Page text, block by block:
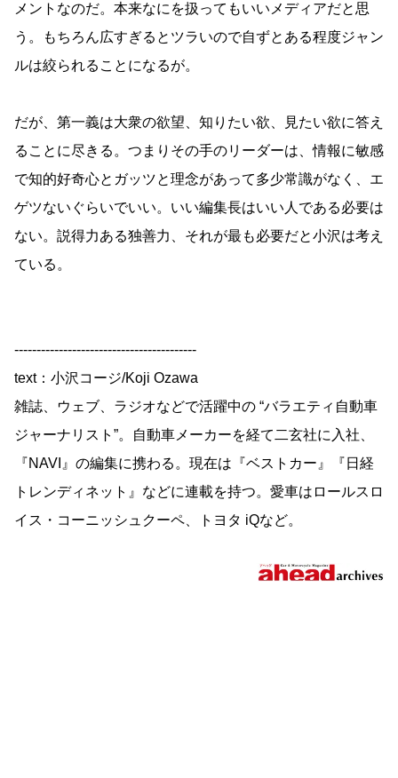
メントなのだ。本来なにを扱ってもいいメディアだと思
う。もちろん広すぎるとツラいので自ずとある程度ジャン
ルは絞られることになるが。
だが、第一義は大衆の欲望、知りたい欲、見たい欲に答え
ることに尽きる。つまりその手のリーダーは、情報に敏感
で知的好奇心とガッツと理念があって多少常識がなく、エ
ゲツないぐらいでいい。いい編集長はいい人である必要は
ない。説得力ある独善力、それが最も必要だと小沢は考え
ている。
-----------------------------------------
text：小沢コージ/Koji Ozawa
雑誌、ウェブ、ラジオなどで活躍中の “バラエティ自動車
ジャーナリスト”。自動車メーカーを経て二玄社に入社、
『NAVI』の編集に携わる。現在は『ベストカー』『日経
トレンディネット』などに連載を持つ。愛車はロールスロ
イス・コーニッシュクーペ、トヨタ iQなど。